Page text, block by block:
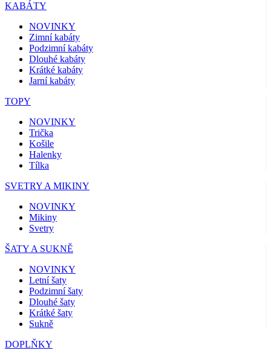
KABÁTY
NOVINKY
Zimní kabáty
Podzimní kabáty
Dlouhé kabáty
Krátké kabáty
Jarní kabáty
TOPY
NOVINKY
Trička
Košile
Halenky
Tílka
SVETRY A MIKINY
NOVINKY
Mikiny
Svetry
ŠATY A SUKNĚ
NOVINKY
Letní šaty
Podzimní šaty
Dlouhé šaty
Krátké šaty
Sukně
DOPLŇKY